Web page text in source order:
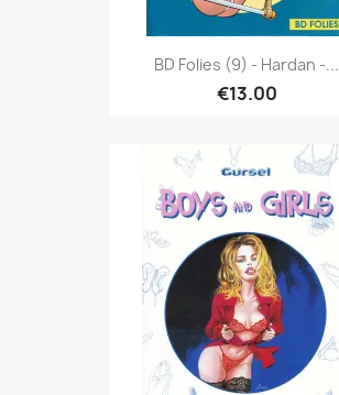
BD Folies (9) - Hardan -...
€13.00